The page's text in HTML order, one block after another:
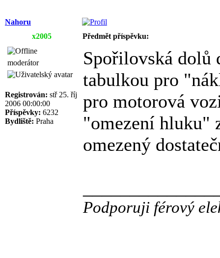
Nahoru
x2005
Předmět příspěvku:
moderátor
Registrován: stř 25. říj
2006 00:00:00
Příspěvky: 6232
Bydliště: Praha
Spořilovská dolů
tabulkou pro
pro motorová
"omezení hluku"
omezený
Podporuji férový